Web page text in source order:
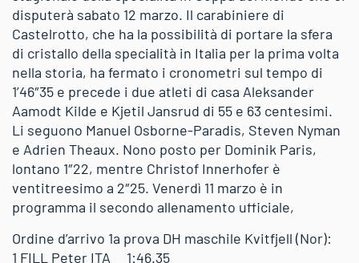
disputerà sabato 12 marzo. Il carabiniere di
Castelrotto, che ha la possibilità di portare la sfera
di cristallo della specialità in Italia per la prima volta
nella storia, ha fermato i cronometri sul tempo di
1’46″35 e precede i due atleti di casa Aleksander
Aamodt Kilde e Kjetil Jansrud di 55 e 63 centesimi.
Li seguono Manuel Osborne-Paradis, Steven Nyman
e Adrien Theaux. Nono posto per Dominik Paris,
lontano 1″22, mentre Christof Innerhofer è
ventitreesimo a 2″25. Venerdì 11 marzo è in
programma il secondo allenamento ufficiale,
Ordine d’arrivo 1a prova DH maschile Kvitfjell (Nor):
1 FILL Peter ITA 1:46.35